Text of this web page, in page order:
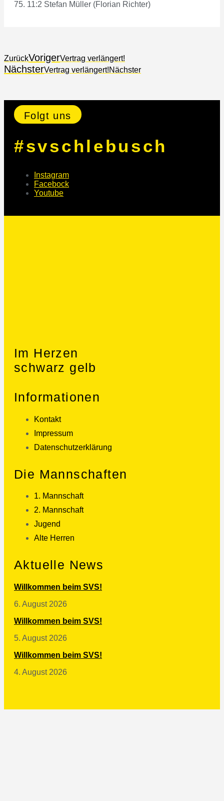
75. 11:2 Stefan Müller (Florian Richter)
ZurückVorigerVertrag verlängert!
NächsterVertrag verlängert!Nächster
Folgt uns
#svschlebusch
Instagram
Facebock
Youtube
Im Herzen
schwarz gelb
Informationen
Kontakt
Impressum
Datenschutzerklärung
Die Mannschaften
1. Mannschaft
2. Mannschaft
Jugend
Alte Herren
Aktuelle News
Willkommen beim SVS!
6. August 2026
Willkommen beim SVS!
5. August 2026
Willkommen beim SVS!
4. August 2026